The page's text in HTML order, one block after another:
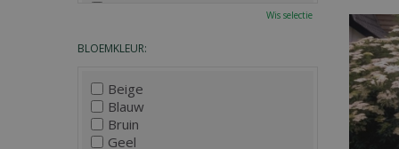
December
Wis selectie
BLOEMKLEUR:
Beige
Blauw
Bruin
Geel